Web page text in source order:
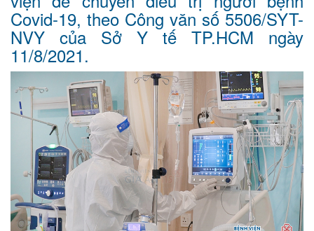
Covid-19, theo Công văn số 5506/SYT-
NVY của Sở Y tế TP.HCM ngày
11/8/2021.